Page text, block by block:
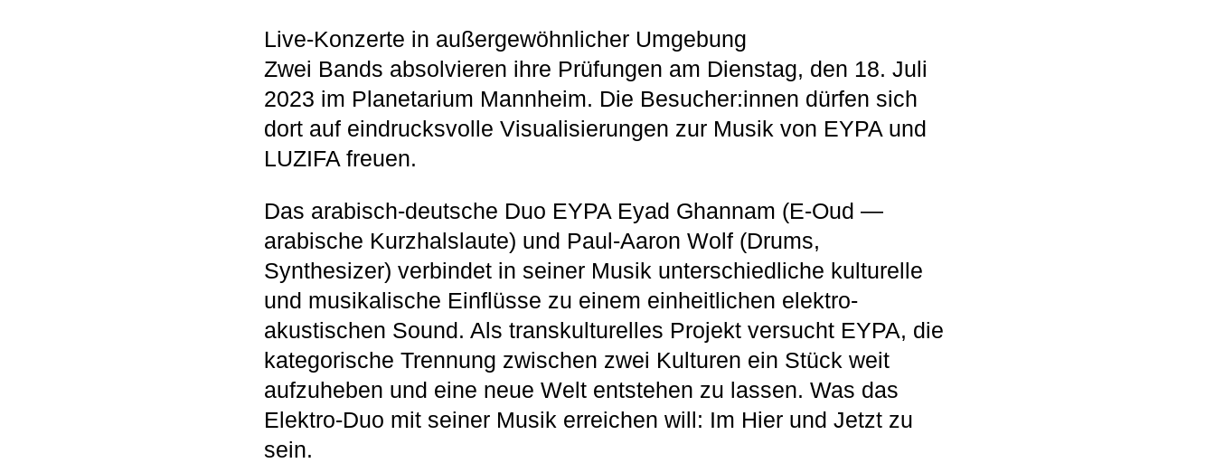
Live-Konzerte in außergewöhnlicher Umgebung
Zwei Bands absolvieren ihre Prüfungen am Dienstag, den 18. Juli
2023 im Planetarium Mannheim. Die Besucher:innen dürfen sich
dort auf eindrucksvolle Visualisierungen zur Musik von EYPA und
LUZIFA freuen.
Das arabisch-deutsche Duo EYPA Eyad Ghannam (E-Oud —
arabische Kurzhalslaute) und Paul-Aaron Wolf (Drums,
Synthesizer) verbindet in seiner Musik unterschiedliche kulturelle
und musikalische Einflüsse zu einem einheitlichen elektro-
akustischen Sound. Als transkulturelles Projekt versucht EYPA, die
kategorische Trennung zwischen zwei Kulturen ein Stück weit
aufzuheben und eine neue Welt entstehen zu lassen. Was das
Elektro-Duo mit seiner Musik erreichen will: Im Hier und Jetzt zu
sein.